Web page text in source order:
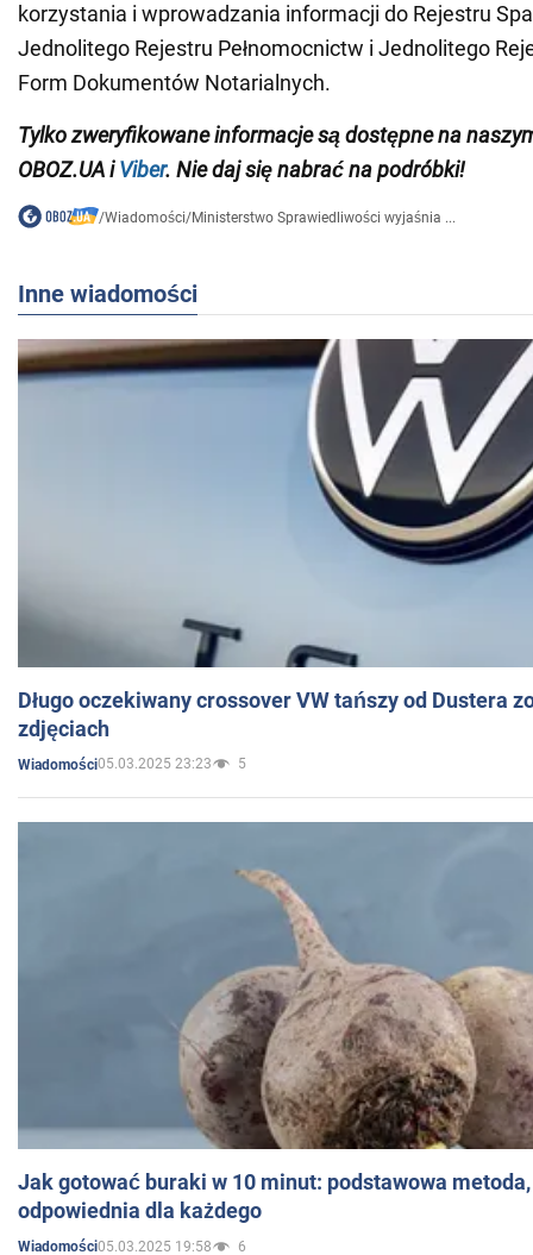
korzystania i wprowadzania informacji do Rejestru
Jednolitego Rejestru Pełnomocnictw i Jednolitego
Form Dokumentów Notarialnych.
Tylko zweryfikowane informacje są dostępne na
OBOZ.UA iViber. Nie daj się nabrać na podróbki!
/Wiadomości/Ministerstwo Sprawiedliwości wyjaśnia ...
Inne wiadomości
Długo oczekiwany crossover VW tańszy od Dustera
zdjęciach
Wiadomości05.03.2025 23:23 5
Jak gotować buraki w 10 minut: podstawowa
odpowiednia dla każdego
Wiadomości05.03.2025 19:58 6